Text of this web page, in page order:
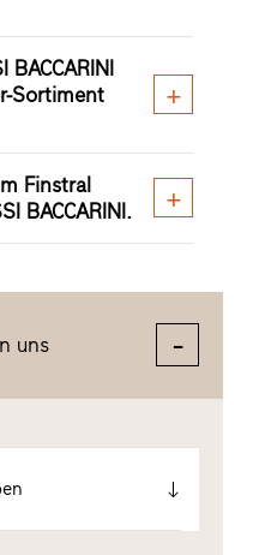
BACCARINI
Sortiment
Finstral
BACCARINI.
uns